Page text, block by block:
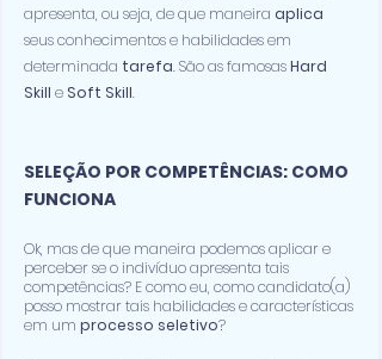
apresenta, ou seja, de que maneira aplica
seus conhecimentos e habilidades em
determinada tarefa. São as famosas Hard
Skill e Soft Skill.
SELEÇÃO POR COMPETÊNCIAS: COMO
FUNCIONA
Ok, mas de que maneira podemos aplicar e
perceber se o indivíduo apresenta tais
competências? E como eu, como candidato(a)
posso mostrar tais habilidades e características
em um processo seletivo?